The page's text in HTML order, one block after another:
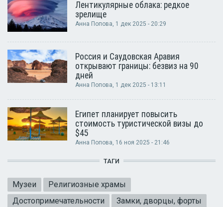
Лентикулярные облака: редкое
зрелище
Анна Попова, 1 дек 2025 - 20:29
Россия и Саудовская Аравия
открывают границы: безвиз на 90
дней
Анна Попова , 1 дек 2025 - 13:11
Египет планирует повысить
стоимость туристической визы до
$45
Анна Попова , 16 ноя 2025 - 21:46
ТАГИ
Музеи
Религиозные храмы
Достопримечательности
Замки, дворцы, форты